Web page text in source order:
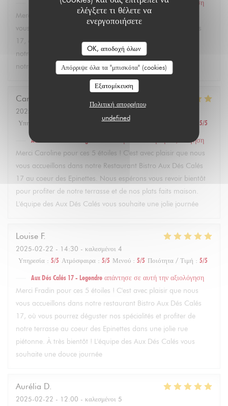
ελέγξετε τι θέλετε να
ενεργοποιήσετε
OK, αποδοχή όλων
Απόρριψε όλα τα "μπισκότα" (cookies)
Εξατομίκευση
Πολιτική απορρήτου
undefined
Aux Dés Calés 17 - Legendre απάντησε σε αυτή την αξιολόγηση
Merci Martin pour vos 5 étoiles ! C'est avec plaisir que nous
vous accueillons dans notre restaurant Bistro Aux Dés Calés
17, où vous pourrez découvrir dès l'arrivée des beaux jours
notre terrasse et nos plats faits maison. À très bientôt dans
notre bistro à Paris ! L'équipe des Aux Dés Calés.
Caroline
2025-02-21
Υπηρεσία
5/5 Μενού 5/5
Aux Dés Calés 17 - Legendre
απάντησε σε αυτή την αξιολόγηση
Merci Caroline pour ces 5 étoiles ! C'est avec plaisir que nous
vous accueillons dans notre Restaurant Bistro Aux Dés Calés
17 au coeur des Epinettes. Nous espérons vous revoir bientôt
pour profiter de notre terrasse et de nos plats faits maison.
L'équipe des Aux Dés Calés vous souhaite une jolie journée
Louise F
2025-02-22 - 14:30 - καλεσμένοι 4
Υπηρεσία : 5/5 Ατμόσφαιρα : 5/5 Μενού : 5/5 Ποιότητα / Τιμή : 5/5
Aux Dés Calés 17 - Legendre απάντησε σε αυτή την αξιολόγηση
Merci Fradin pour ces 5 étoiles ! C'est avec plaisir que nous
vous accueillons dans notre restaurant Bistro Aux Dés Calés
17, où vous pourrez déguster nos spécialités et profiter de
notre terrasse au coeur des Epinettes dans une jolie rue
piétonne. À très bientôt ! L'équipe des Aux Dés Calés vous
souhaite une douce journée
Aurélia D
2025-02-22 - 12:00 - καλεσμένοι 5